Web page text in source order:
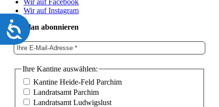
Barrierefreiheit
Wir auf Facebook
Wir auf Instagram
Speiseplan abonnieren
Ihre Kantine auswählen:
Kantine Heide-Feld Parchim
Landratsamt Parchim
Landratsamt Ludwigslust